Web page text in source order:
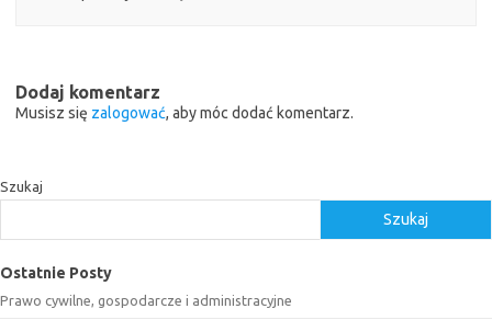
Dodaj komentarz
Musisz się zalogować, aby móc dodać komentarz.
Szukaj
Szukaj
Ostatnie Posty
Prawo cywilne, gospodarcze i administracyjne